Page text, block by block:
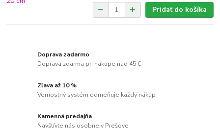
Pridať do košíka
Doprava zadarmo
Doprava zdarma pri nákupe nad 45 €
Zľava až 10 %
Vernostný systém odmeňuje každý nákup
Kamenná predajňa
Navštívte nás osobne v Prešove